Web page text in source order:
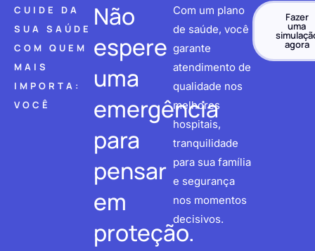
CUIDE DA
SUA SAÚDE
COM QUEM
MAIS
IMPORTA:
VOCÊ
Não
espere
uma
emergência
para
pensar
em
proteção.
Com um plano
de saúde, você
garante
atendimento de
qualidade nos
melhores
hospitais,
tranquilidade
para sua família
e segurança
nos momentos
decisivos.
Fazer
uma
agora